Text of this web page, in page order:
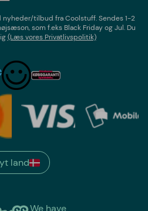
nyheder/tilbud fraCoolstuff. Sendes 1-2
som f.eks Black Friday og Jul. Du
(Læs vores Privatlivspolitik)
land